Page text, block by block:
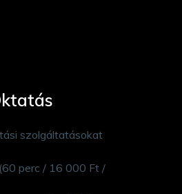
szolgáltatásokat
perc / 16 000 Ft /